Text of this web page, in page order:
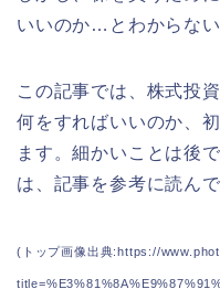
いいのか…とわからない
この記事では、株式投
何をすればいいのか、
ます。細かいことは後
は、記事を参考に読ん
(トップ画像出典:https://